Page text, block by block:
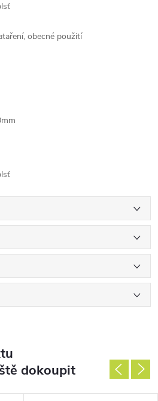
obecné použití
dokoupit